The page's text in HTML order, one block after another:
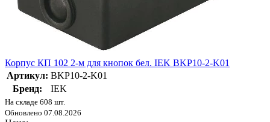
Корпус КП 102 2-м для кнопок бел. IEK BKP10-2-K01
Артикул: BKP10-2-K01
Бренд:
IEK
На складе 608 шт.
Обновлено 07.08.2026